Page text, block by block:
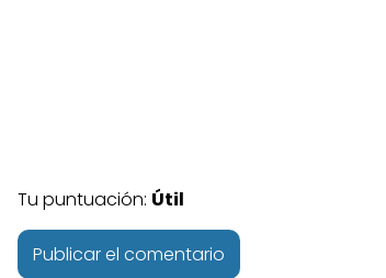
Tu puntuación: Útil